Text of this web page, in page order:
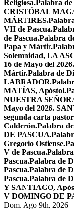
Religiosa.Palabra de
CRISTÓBAL
MÁRTIRES.
VII de Pascua.
de Pascua.Palabra
Papa y Mártir.
Solemnidad, LA
16 de Mayo del
Mártir.Palabra de
LABRADOR.
MATÍAS, Apóstol.
NUESTRA
Mayo del 2026.
segunda carta
Calderón.Palabra
DE PASCUA.
Gregorio Ostiense.
V de Pascua.
Pascua.Palabra de
Pascua.Palabra de
Pascua.Palabra de
Y SANTIAGO,
V DOMINGO DE
Dom. Ago 9th, 2026